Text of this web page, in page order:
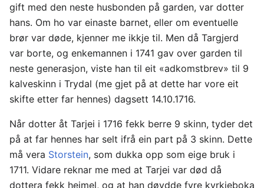
gift med den neste husbonden på garden, var dotter
hans. Om ho var einaste barnet, eller om eventuelle
brør var døde, kjenner me ikkje til. Men då Targjerd
var borte, og enkemannen i 1741 gav over garden til
neste generasjon, viste han til eit «adkomstbrev» til 9
kalveskinn i Trydal (me gjet på at dette har vore eit
skifte etter far hennes) dagsett 14.10.1716.
Når dotter åt Tarjei i 1716 fekk berre 9 skinn, tyder det
på at far hennes har selt ifrå ein part på 3 skinn. Dette
må vera Storstein, som dukka opp som eige bruk i
1711. Vidare reknar me med at Tarjei var død då
dottera fekk heimel, og at han døydde fyre kyrkjeboka